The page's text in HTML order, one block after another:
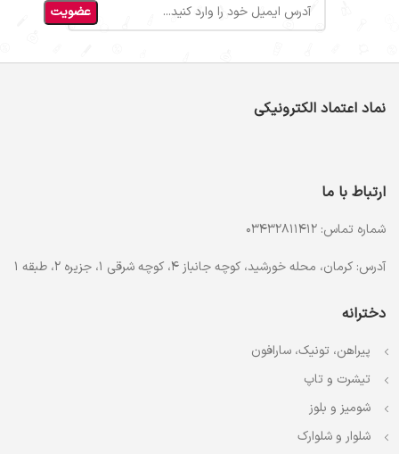
نماد اعتماد الکترونیکی
ارتباط با ما
شماره تماس: 03432811412
آدرس: کرمان، محله خورشید، کوچه جانباز 4، کوچه شرقی 1، جزیره 2، طبقه 1
دخترانه
پیراهن، تونیک، سارافون
تیشرت و تاپ
شومیز و بلوز
شلوار و شلوارک